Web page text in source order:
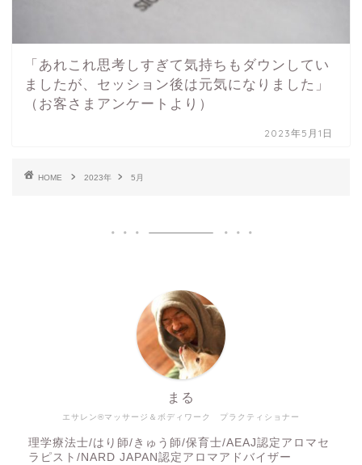
「あれこれ思考しすぎて気持ちもダウンしてい
ましたが、セッション後は元気になりました」
（お客さまアンケートより）
2023年5月1日
HOME 2023年 5月
エサレン®マッサージ＆ボディワーク プラクティショナー
まる
理学療法士/はり師/きゅう師/保育士/AEAJ認定アロマセ
ラピスト/NARD JAPAN認定アロマアドバイザー